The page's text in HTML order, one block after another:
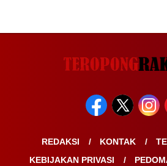
REDAKSI KONTAK
KEBIJAKAN PRIVASI